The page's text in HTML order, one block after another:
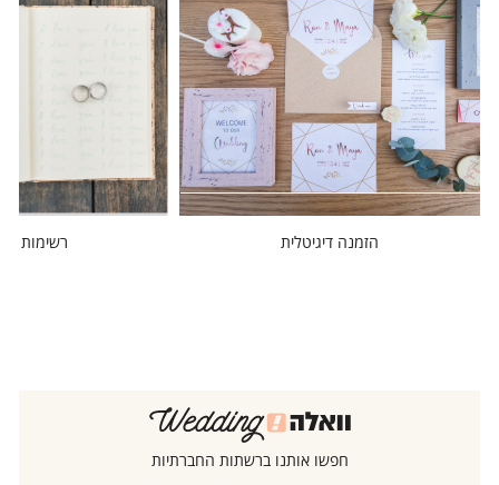
הזמנה דיגיטלית רשימות
חפשו אותנו ברשתות החברתיות